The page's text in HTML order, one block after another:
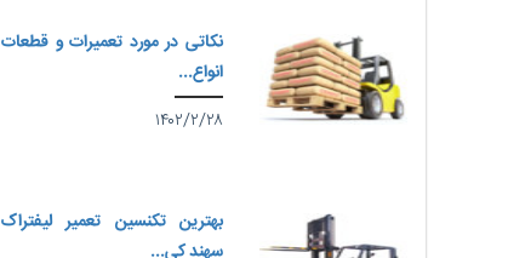
نکاتی در مورد تعمیرات و قطعات
انواع...
۱۴۰۲/۲/۲۸
بهترین تکنسین تعمیر لیفتراک
سهند کی...